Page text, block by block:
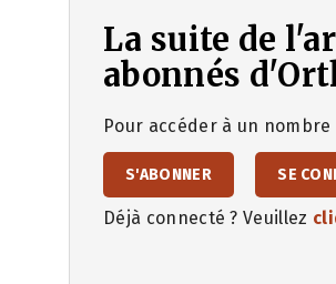
La suite de
abonnés
Pour accéder à un
S'ABONNER SE
Déjà connecté ? Veuillez